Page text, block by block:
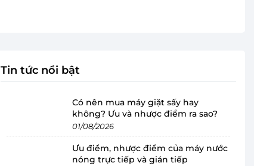
Tin tức nổi bật
Có nên mua máy giặt sấy hay
không? Ưu và nhược điểm ra sao?
01/08/2026
Ưu điểm, nhược điểm của máy nước
nóng trực tiếp và gián tiếp